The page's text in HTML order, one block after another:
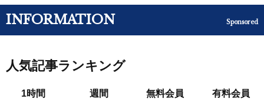
INFORMATION Sponsored
人気記事ランキング
1時間 週間 無料会員 有料会員